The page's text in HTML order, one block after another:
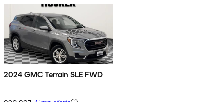
2024 GMC Terrain SLE FWD